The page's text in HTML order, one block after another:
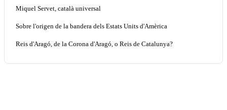
Miquel Servet, català universal
Sobre l'origen de la bandera dels Estats Units d'Amèrica
Reis d'Aragó, de la Corona d'Aragó, o Reis de Catalunya?